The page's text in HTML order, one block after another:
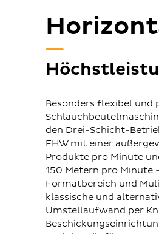
Besonders flexibel und
den Drei-Schicht-
FHW mit einer
Produkte pro Minute
150 Metern pro Minute
Formatbereich und
klassische und
Umstellaufwand per